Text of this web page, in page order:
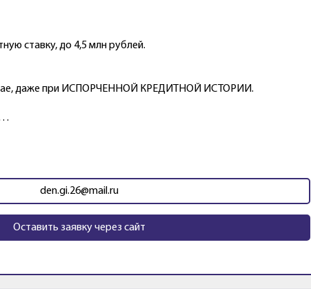
ставку, до 4,5 млн рублей.
даже при ИСПОРЧЕННОЙ КРЕДИТНОЙ ИСТОРИИ.
…
den.gi.26@mail.ru
Оставить заявку через сайт